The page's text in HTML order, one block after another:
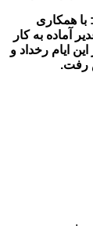
با همکاری
آماده به کار
این ایام رخداد و
رفت.